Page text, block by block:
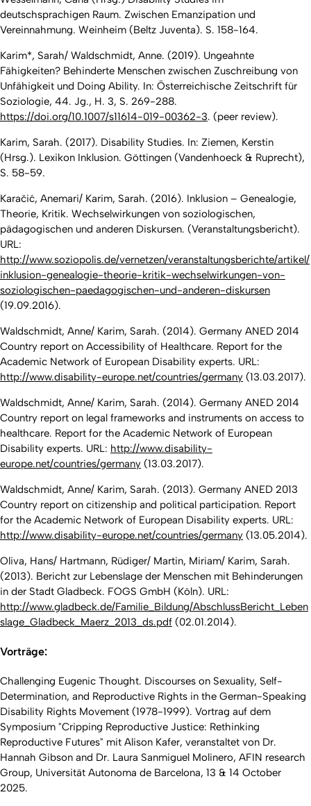
deutschsprachigen Raum. Zwischen Emanzipation und
Vereinnahmung. Weinheim (Beltz Juventa). S. 158-164.
Karim*, Sarah/ Waldschmidt, Anne. (2019). Ungeahnte
Fähigkeiten? Behinderte Menschen zwischen Zuschreibung von
Unfähigkeit und Doing Ability. In: Österreichische Zeitschrift für
Soziologie, 44. Jg., H. 3, S. 269-288.
https://doi.org/10.1007/s11614-019-00362-3. (peer review).
Karim, Sarah. (2017). Disability Studies. In: Ziemen, Kerstin
(Hrsg.). Lexikon Inklusion. Göttingen (Vandenhoeck & Ruprecht),
S. 58-59.
Karačić, Anemari/ Karim, Sarah. (2016). Inklusion – Genealogie,
Theorie, Kritik. Wechselwirkungen von soziologischen,
pädagogischen und anderen Diskursen. (Veranstaltungsbericht).
URL:
http://www.soziopolis.de/vernetzen/veranstaltungsberichte/artikel/
inklusion-genealogie-theorie-kritik-wechselwirkungen-von-
soziologischen-paedagogischen-und-anderen-diskursen
(19.09.2016).
Waldschmidt, Anne/ Karim, Sarah. (2014). Germany ANED 2014
Country report on Accessibility of Healthcare. Report for the
Academic Network of European Disability experts. URL:
http://www.disability-europe.net/countries/germany (13.03.2017).
Waldschmidt, Anne/ Karim, Sarah. (2014). Germany ANED 2014
Country report on legal frameworks and instruments on access to
healthcare. Report for the Academic Network of European
Disability experts. URL: http://www.disability-
europe.net/countries/germany (13.03.2017).
Waldschmidt, Anne/ Karim, Sarah. (2013). Germany ANED 2013
Country report on citizenship and political participation. Report
for the Academic Network of European Disability experts. URL:
http://www.disability-europe.net/countries/germany (13.05.2014).
Oliva, Hans/ Hartmann, Rüdiger/ Martin, Miriam/ Karim, Sarah.
(2013). Bericht zur Lebenslage der Menschen mit Behinderungen
in der Stadt Gladbeck. FOGS GmbH (Köln). URL:
http://www.gladbeck.de/Familie_Bildung/AbschlussBericht_Leben
slage_Gladbeck_Maerz_2013_ds.pdf (02.01.2014).
Vorträge:
Challenging Eugenic Thought. Discourses on Sexuality, Self-
Determination, and Reproductive Rights in the German-Speaking
Disability Rights Movement (1978-1999). Vortrag auf dem
Symposium "Cripping Reproductive Justice: Rethinking
Reproductive Futures" mit Alison Kafer, veranstaltet von Dr.
Hannah Gibson and Dr. Laura Sanmiguel Molinero, AFIN research
Group, Universität Autonoma de Barcelona, 13 & 14 October
2025.